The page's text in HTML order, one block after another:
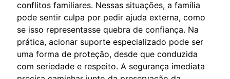
conflitos familiares. Nessas situações, a família
pode sentir culpa por pedir ajuda externa, como
se isso representasse quebra de confiança. Na
prática, acionar suporte especializado pode ser
uma forma de proteção, desde que conduzida
com seriedade e respeito. A segurança imediata